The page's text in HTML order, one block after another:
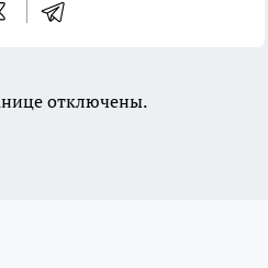
отключены.